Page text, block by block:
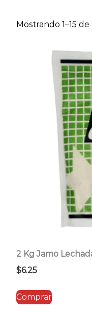
Mostrando 1–15
2 Kg Jamo
$6.25
Comprar